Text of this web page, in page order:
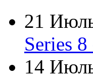
Dell
Dex
Everest
21
Series
14